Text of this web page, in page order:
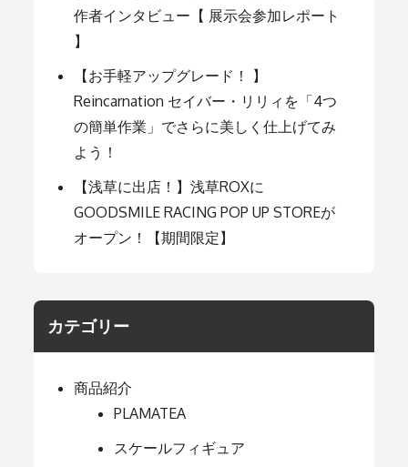
ン
作者インタビュー【 展示会参加レポート
】
【お手軽アップグレード！ 】
Reincarnation セイバー・リリィを「4つ
の簡単作業」でさらに美しく仕上げてみ
よう！
【浅草に出店！】浅草ROXに
GOODSMILE RACING POP UP STOREが
オープン！【期間限定】
カテゴリー
商品紹介
PLAMATEA
スケールフィギュア